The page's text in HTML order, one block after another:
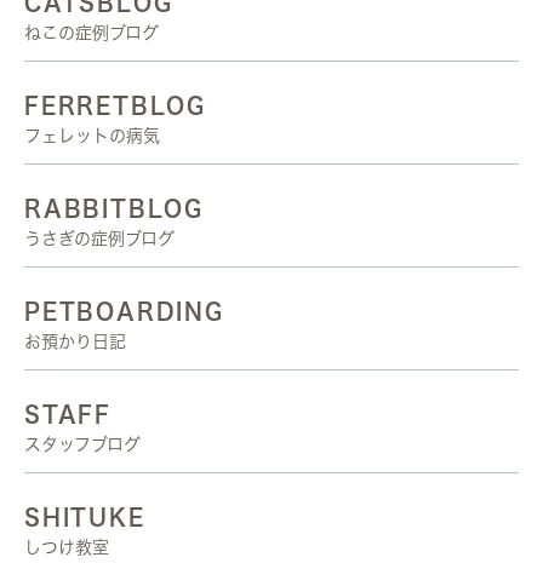
ねこの症例ブログ
FERRETBLOG
フェレットの病気
RABBITBLOG
うさぎの症例ブログ
PETBOARDING
お預かり日記
STAFF
スタッフブログ
SHITUKE
しつけ教室